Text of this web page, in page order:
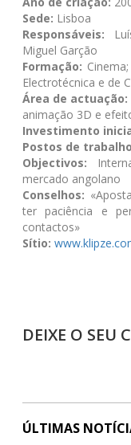
Sede: Lisboa
Responsáveis:
Miguel Garção
Formação:
Electrotécnica e de
Área de actuação:
animação 3D e
Investimento
Postos de
Objectivos:
mercado angolano
Conselhos:
ter paciência e
contactos»
Sítio:
DEIXE O SEU
ÚLTIMAS